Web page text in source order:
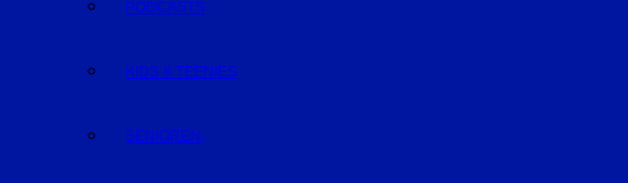
PODCASTS
KIDS & TEENIES
SENIOREN